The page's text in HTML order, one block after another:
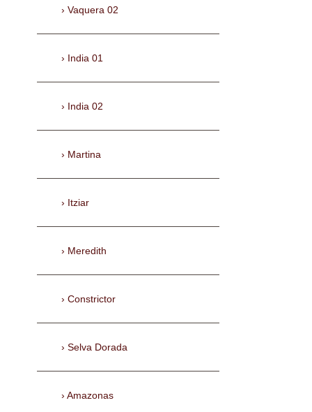
Vaquera 02
India 01
India 02
Martina
Itziar
Meredith
Constrictor
Selva Dorada
Amazonas